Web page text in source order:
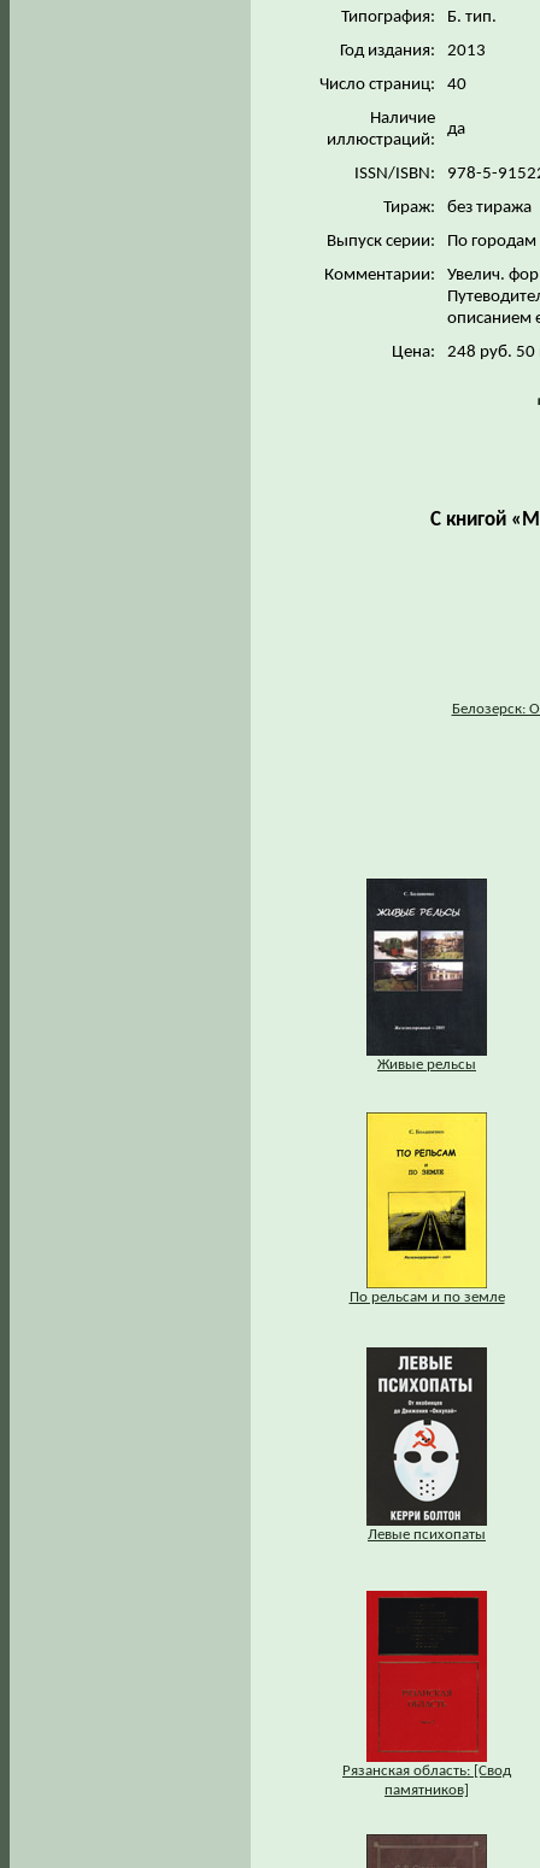
Типография:
Б. тип.
Год издания:
2013
Число страниц:
40
Наличие
иллюстраций:
да
ISSN/ISBN:
978-5-
Тираж:
без тиража
Выпуск серии:
По
Комментарии:
Увелич.
описанием
Цена:
248 руб. 50
С книгой
Белозерск:
Живые рельсы
По рельсам и по земле
Левые психопаты
Рязанская область: [Свод
памятников]